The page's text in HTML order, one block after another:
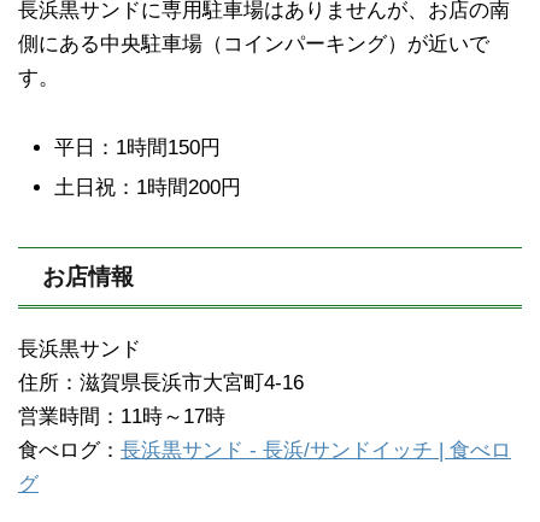
長浜黒サンドに専用駐車場はありませんが、お店の南
側にある中央駐車場（コインパーキング）が近いで
す。
平日：1時間150円
土日祝：1時間200円
お店情報
長浜黒サンド
住所：滋賀県長浜市大宮町4-16
営業時間：11時～17時
食べログ： 長浜黒サンド - 長浜/サンドイッチ | 食べロ
グ